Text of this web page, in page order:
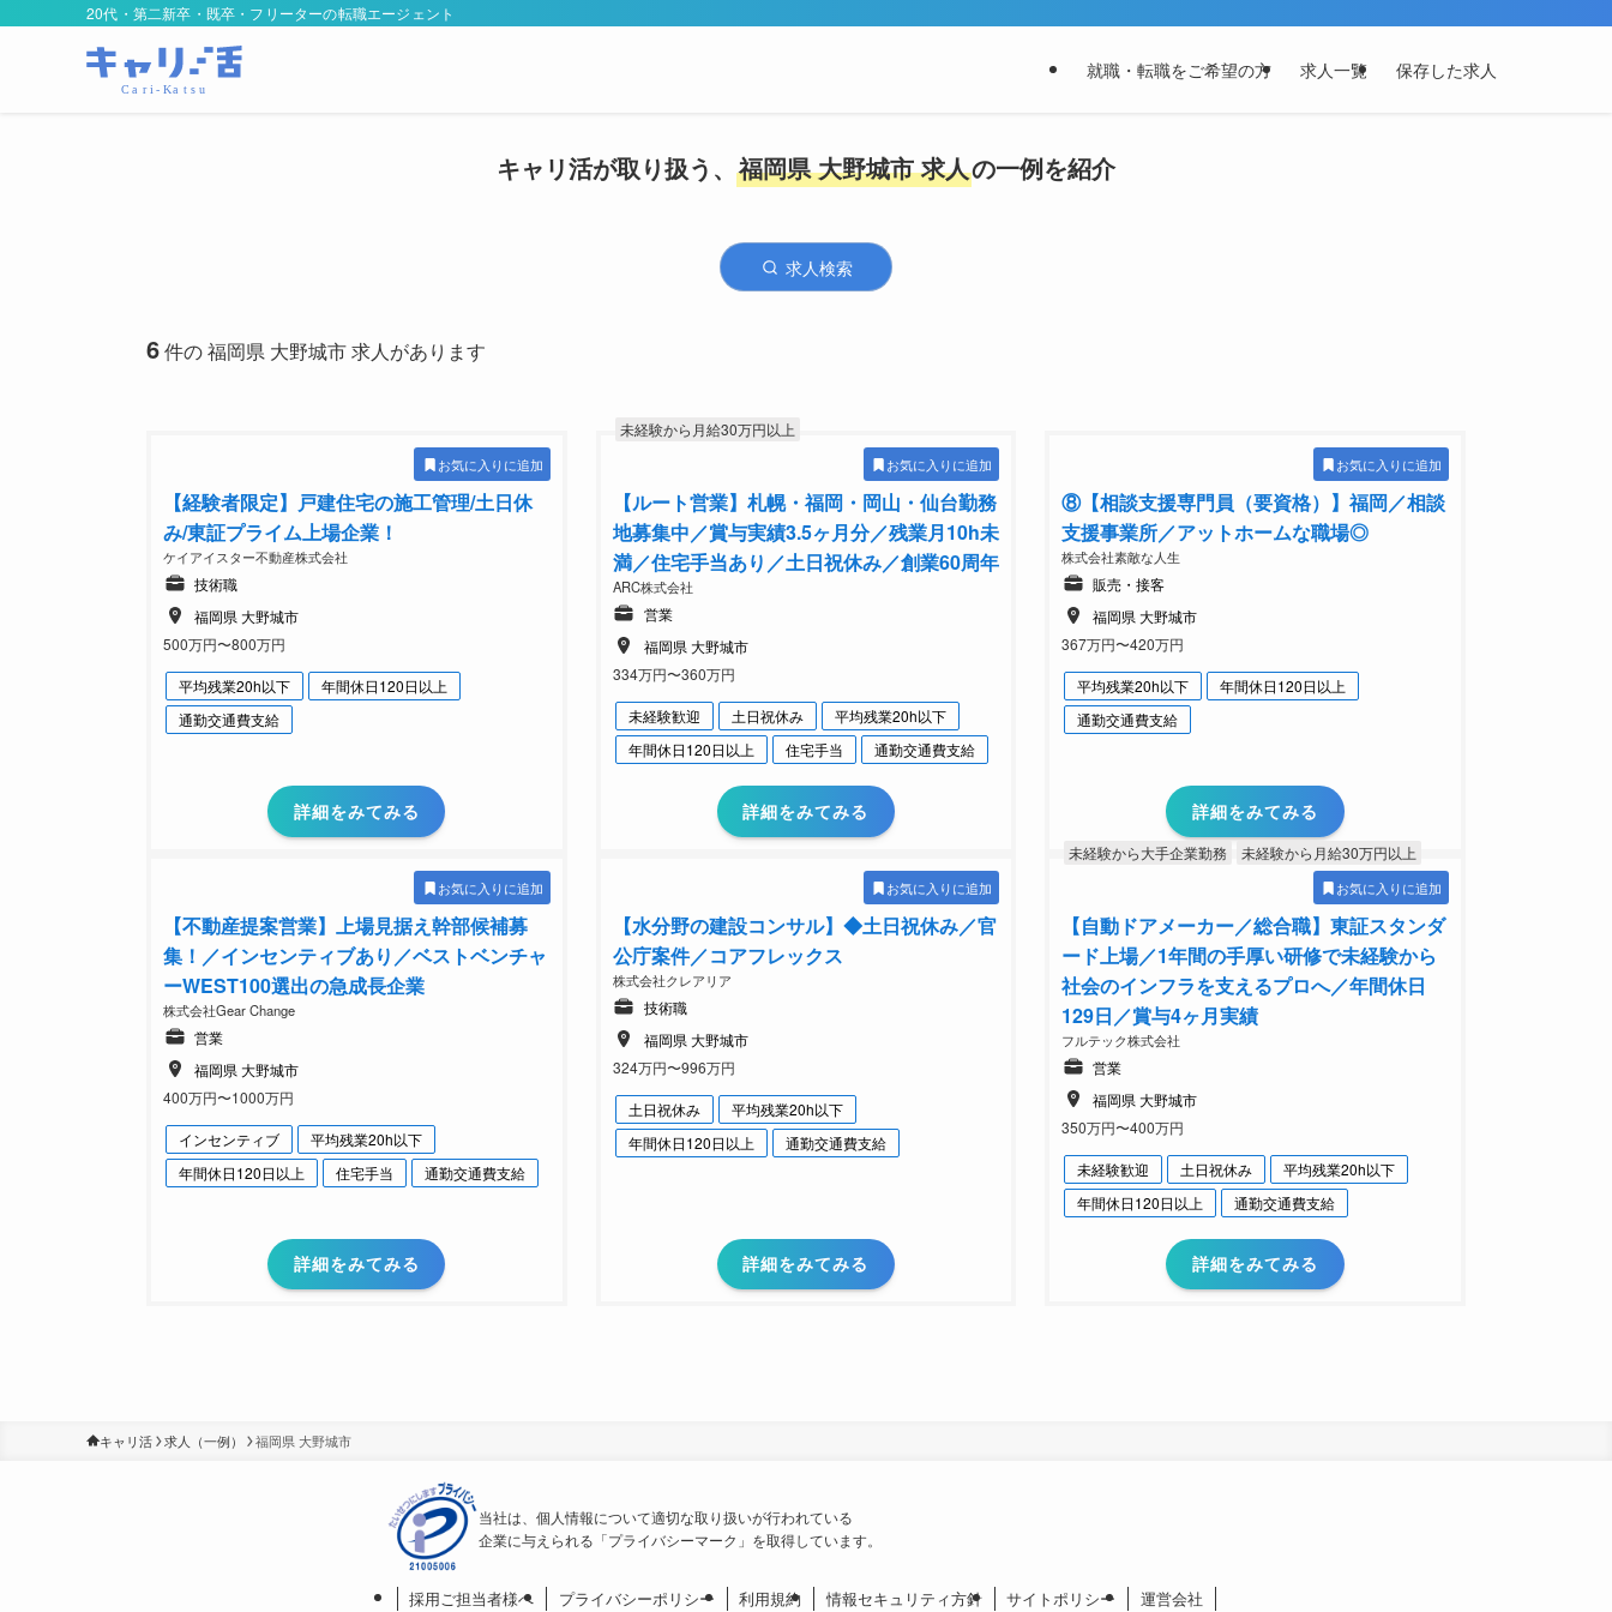
20代・第二新卒・既卒・フリーターの転職エージェント
就職・転職をご希望の方 求人一覧 保存した求人
キャリ活が取り扱う、 福岡県 大野城市 求人の一例を紹介
求人検索
6件の 福岡県 大野城市 求人があります
お気に入りに追加
【経験者限定】戸建住宅の施工管理/土日休
み/東証プライム上場企業！
ケイアイスター不動産株式会社
技術職
福岡県 大野城市
500万円〜800万円
平均残業20h以下
年間休日120日以上
通勤交通費支給
詳細をみてみる
未経験から月給30万円以上
お気に入りに追加
【ルート営業】札幌・福岡・岡山・仙台勤務
地募集中／賞与実績3.5ヶ月分／残業月10h未
満／住宅手当あり／土日祝休み／創業60周年
ARC株式会社
営業
福岡県 大野城市
334万円〜360万円
未経験歓迎 土日祝休み
平均残業20h以下
年間休日120日以上
住宅手当 通勤交通費支給
詳細をみてみる
お気に入りに追加
⑧【相談支援専門員（要資格）】福岡／相談
支援事業所／アットホームな職場◎
株式会社素敵な人生
販売・接客
福岡県 大野城市
367万円〜420万円
平均残業20h以下
年間休日120日以上
通勤交通費支給
詳細をみてみる
お気に入りに追加
【不動産提案営業】上場見据え幹部候補募
集！／インセンティブあり／ベストベンチャ
ーWEST100選出の急成長企業
株式会社Gear Change
営業
福岡県 大野城市
400万円〜1000万円
インセンティブ
平均残業20h以下
年間休日120日以上
住宅手当 通勤交通費支給
詳細をみてみる
お気に入りに追加
【水分野の建設コンサル】◆土日祝休み／官
公庁案件／コアフレックス
株式会社クレアリア
技術職
福岡県 大野城市
324万円〜996万円
土日祝休み
平均残業20h以下
年間休日120日以上
通勤交通費支給
詳細をみてみる
未経験から大手企業勤務 未経験から月給30万円以上
お気に入りに追加
【自動ドアメーカー／総合職】東証スタンダ
ード上場／1年間の手厚い研修で未経験から
社会のインフラを支えるプロへ／年間休日
129日／賞与4ヶ月実績
フルテック株式会社
営業
福岡県 大野城市
350万円〜400万円
未経験歓迎 土日祝休み
平均残業20h以下
年間休日120日以上
通勤交通費支給
詳細をみてみる
キャリ活 求人（一例） 福岡県 大野城市
当社は、個人情報について適切な取り扱いが行われている
企業に与えられる「プライバシーマーク」を取得しています。
採用ご担当者様へ プライバシーポリシー 利用規約 情報セキュリティ方針 サイトポリシー 運営会社